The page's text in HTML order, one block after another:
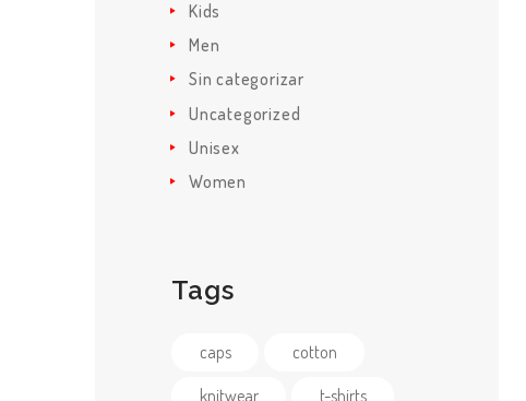
POLÍTICAS
ADMINISTRACI
SERVICIO
CONTACTENO
Kids
Men
Sin categorizar
Uncategorized
Unisex
Women
Tags
caps
cotton
knitwear
t-shirts